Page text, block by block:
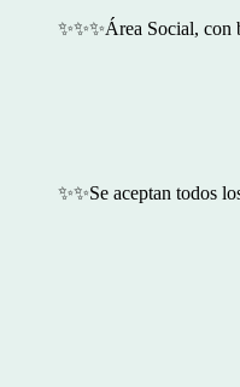
✨✨✨Área Social, con
✨✨Se aceptan todos